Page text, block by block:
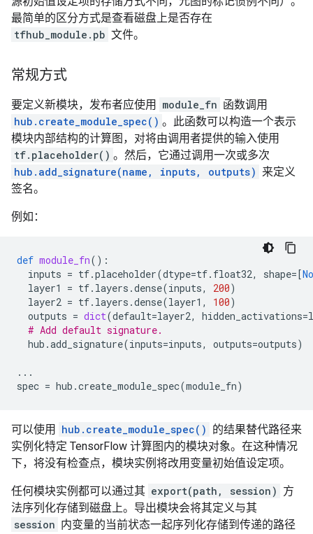
最简单的区分方式是查看磁盘上是否存在
tfhub_module.pb 文件。
常规方式
要定义新模块，发布者应使用 module_fn 函数调用
hub.create_module_spec() 。此函数可以构造一个表示
模块内部结构的计算图，对将由调用者提供的输入使用
tf.placeholder() 。然后，它通过调用一次或多次
hub.add_signature(name, inputs, outputs) 来定义
签名。
例如：
def module_fn():
inputs = tf.placeholder(dtype=tf. float32, shape=[
layer1
= tf. layers .dense(inputs, 200)
layer2 = tf. layers .dense(layer1 , 100)
outputs = dict(default=layer2, hidden_activations=
# Add default signature.
hub .add_signature(inputs=inputs, outputs=outputs)
...
spec = hub .create_module_spec(module_fn)
可以使用 hub.create_module_spec() 的结果替代路径来
实例化特定 TensorFlow 计算图内的模块对象。在这种情况
下，将没有检查点，模块实例将改用变量初始值设定项。
任何模块实例都可以通过其 export(path, session) 方
法序列化存储到磁盘上。导出模块会将其定义与其
session 内变量的当前状态一起序列化存储到传递的路径